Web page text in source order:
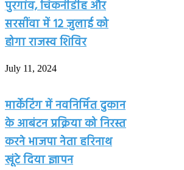
पुरगांव, चिकनीडीह और
सरसींवा में 12 जुलाई को
होगा राजस्व शिविर
July 11, 2024
मार्केटिंग में नवनिर्मित दुकान
के आबंटन प्रक्रिया को निरस्त
करने भाजपा नेता हरिनाथ
खूंटे दिया ज्ञापन